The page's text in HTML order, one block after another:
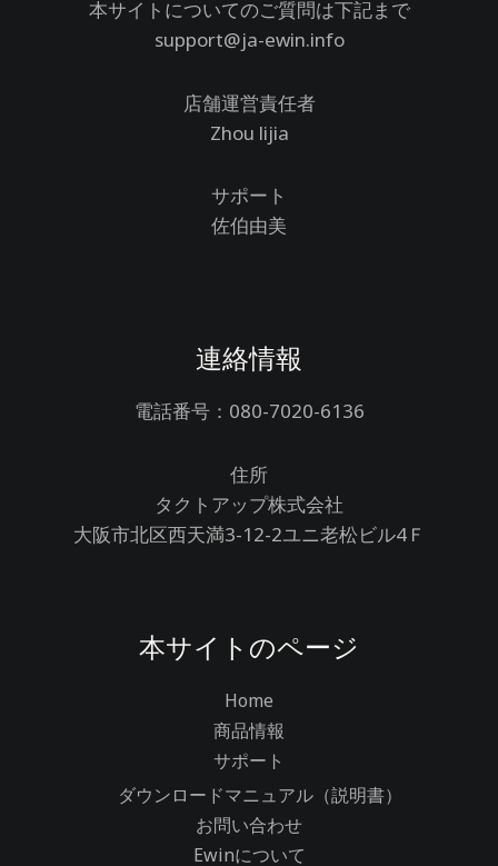
本サイトについてのご質問は下記まで
support@ja-ewin.info
店舗運営責任者
Zhou lijia
サポート
佐伯由美
連絡情報
電話番号：080-7020-6136
住所
タクトアップ株式会社
大阪市北区西天満3-12-2ユニ老松ビル4Ｆ
本サイトのページ
Home
商品情報
サポート
ダウンロードマニュアル（説明書）
お問い合わせ
Ewinについて